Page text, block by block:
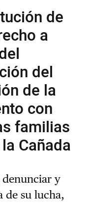
de
a
del
de la
con
familias
Cañada
y
de su lucha,